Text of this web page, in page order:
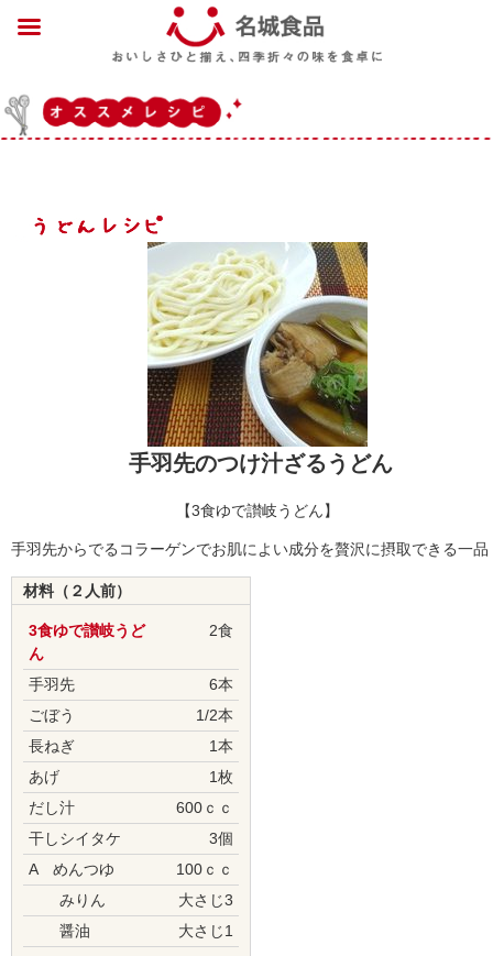
手羽先のつけ汁ざるうどん
【3食ゆで讃岐うどん】
手羽先からでるコラーゲンでお肌によい成分を贅沢に摂取できる一品
材料（２人前）
3食ゆで讃岐うど
ん
2食
手羽先
6本
ごぼう
1/2本
長ねぎ
1本
あげ
1枚
だし汁
600ｃｃ
干しシイタケ
3個
A めんつゆ
100ｃｃ
みりん
大さじ3
醤油
大さじ1